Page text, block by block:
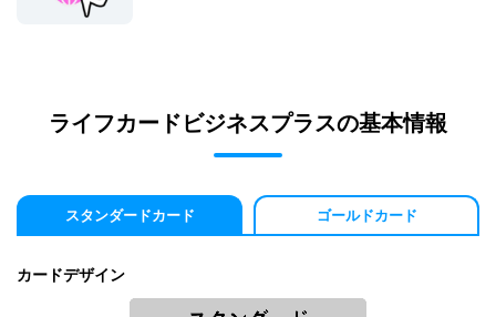
ライフカードビジネスプラスの基本情報
スタンダードカード ゴールドカード
カードデザイン